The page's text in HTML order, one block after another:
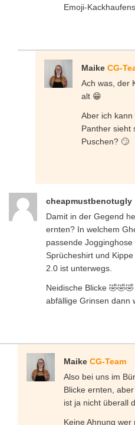
Emoji-
Maike CG-
Ach was, der
alt 😁
Aber ich
Panther sieht
Puschen? 🙄
cheapmustbenotugly
Damit in der Gegend
ernten? In welchem
passende
Sprücheshirt und
2.0 ist unterwegs.
Neidische Blicke
abfällige Grinsen dann
Maike CG-Team
Also bei uns im
Blicke ernten,
ist ja nicht überall
Keine Ahnung